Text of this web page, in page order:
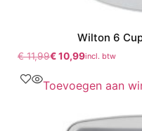
Wilton 6
€11,99€10,99incl. btw
Toevoegen aan